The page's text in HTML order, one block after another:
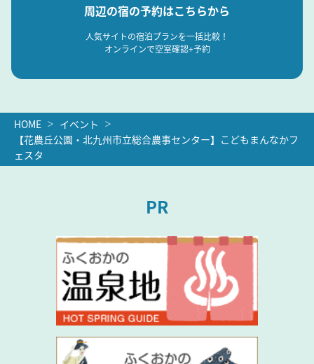
周辺の宿の予約はこちらから
人気サイトの宿泊プランを一括比較！
オンラインで空室確認+予約
HOME
イベント
【花農丘公園・北九州市立総合農事センター】こどもまんなかフ
ェスタ
PR